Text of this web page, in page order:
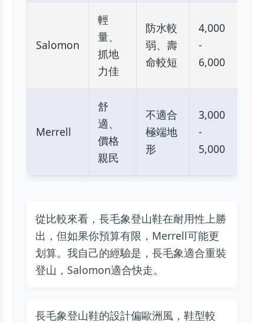
Salomon
輕
量、
抓地
力佳
防水較
弱、壽
命較短
4,000
-
6,000
Merrell
舒
適、
價格
親民
不適合
極端地
形
3,000
-
5,000
從比較來看，長毛象登山鞋在耐用性上勝
出，但如果你預算有限，Merrell可能更
划算。我自己的經驗是，長毛象適合重裝
登山，Salomon適合快走。
長毛象登山鞋的設計偏歐洲風，鞋型較